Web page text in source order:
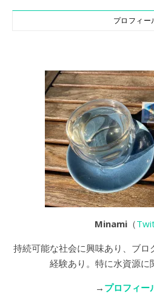
プロフィー
Minami （
持続可能な社会に興味あり、ブ
経験あり。特に水資源に
→ プロフィー